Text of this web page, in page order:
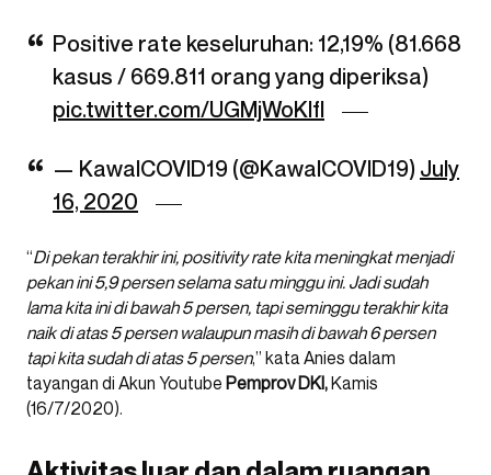
Positive rate keseluruhan: 12,19% (81.668
kasus / 669.811 orang yang diperiksa)
pic.twitter.com/UGMjWoKlfl
— KawalCOVID19 (@KawalCOVID19) July
16, 2020
“Di pekan terakhir ini, positivity rate kita meningkat menjadi
pekan ini 5,9 persen selama satu minggu ini. Jadi sudah
lama kita ini di bawah 5 persen, tapi seminggu terakhir kita
naik di atas 5 persen walaupun masih di bawah 6 persen
tapi kita sudah di atas 5 persen,” kata Anies dalam
tayangan di Akun Youtube Pemprov DKI,Kamis
(16/7/2020).